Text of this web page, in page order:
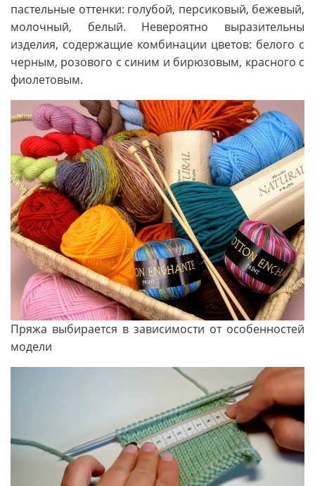
пастельные оттенки: голубой, персиковый, бежевый,
молочный, белый. Невероятно выразительны
изделия, содержащие комбинации цветов: белого с
черным, розового с синим и бирюзовым, красного с
фиолетовым.
Пряжа выбирается в зависимости от особенностей
модели